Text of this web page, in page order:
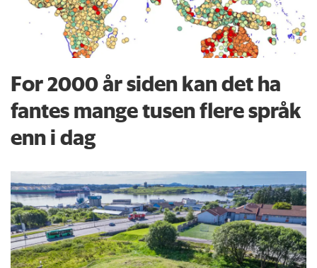
For 2000 år siden kan det ha
fantes mange tusen flere språk
enn i dag